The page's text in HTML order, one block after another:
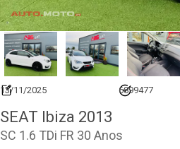
13/11/2025 6899477
SEAT Ibiza 2013
SC 1.6 TDi FR 30 Anos